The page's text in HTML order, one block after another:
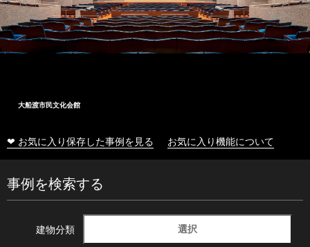
大船渡市民文化会館
❤ お気に入り保存した事例を見る お気に入り機能について
事例を検索する
建物分類 選択